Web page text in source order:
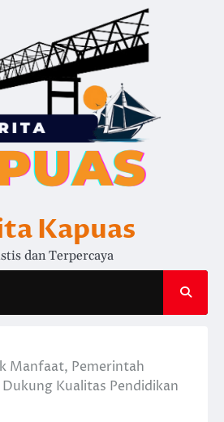
Kapuas
dan Terpercaya
Manfaat, Pemerintah
Kualitas Pendidikan